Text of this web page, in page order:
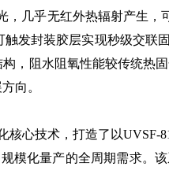
几乎无红外热辐射产生
发封装胶层实现秒级交联
，阻水阻氧性能较传统热
向。
技术，打造了以UVSF-
化量产的全周期需求。该